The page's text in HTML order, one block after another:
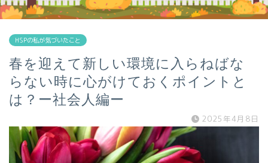
HSPの私が気づいたこと
春を迎えて新しい環境に入らねばな
らない時に心がけておくポイントと
は？ー社会人編ー
2025年4月8日